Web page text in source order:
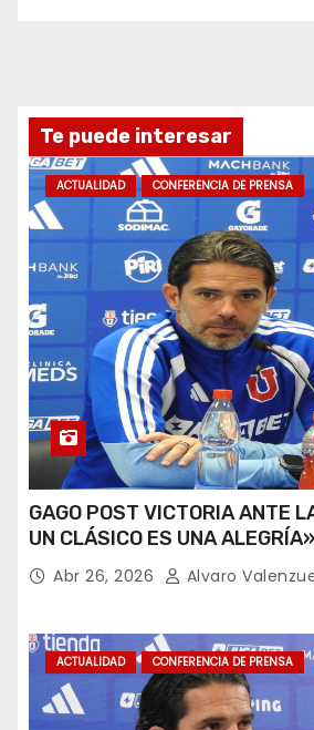
Te puede interesar
ACTUALIDAD CONFERENCIA DE PRENSA
GAGO POST VICTORIA ANTE
UN CLÁSICO ES UNA
Abr 26, 2026 Alvaro
ACTUALIDAD CONFERENCIA DE PRENSA